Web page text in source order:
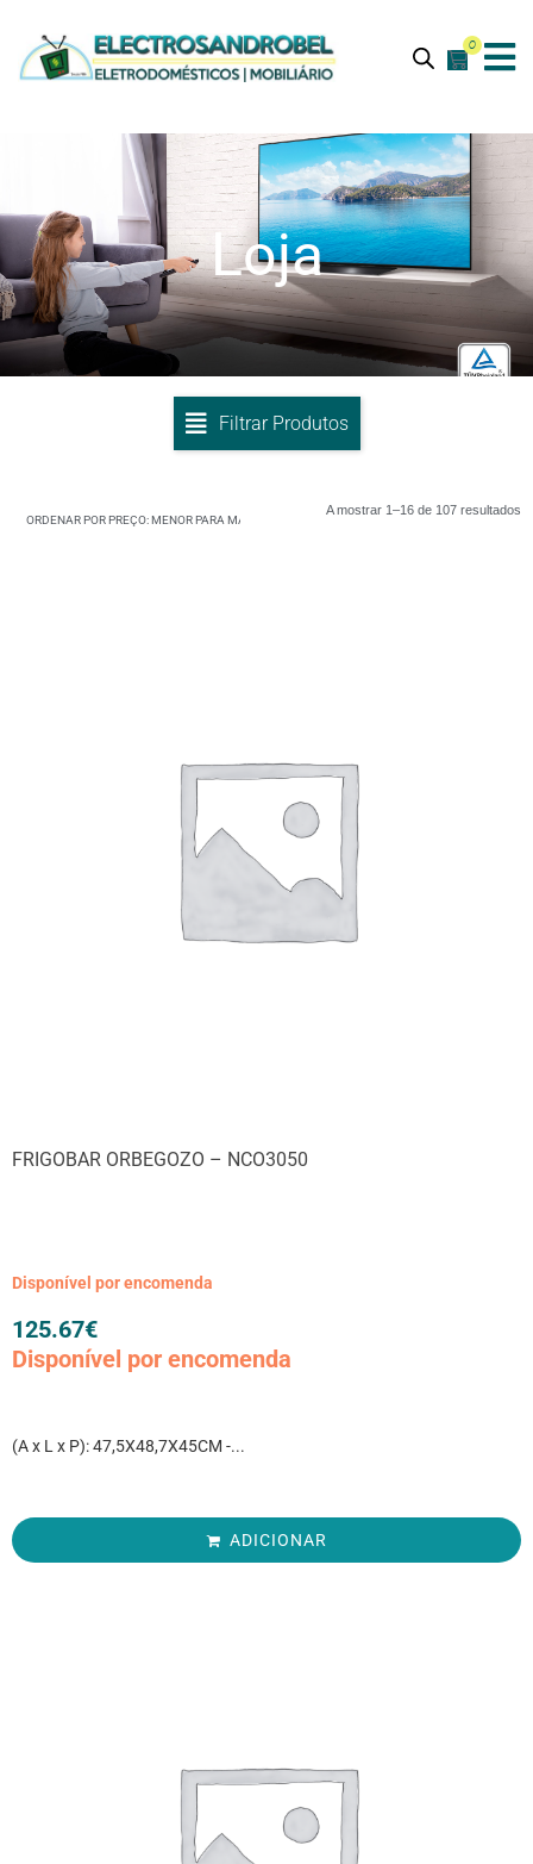
0
Loja
Filtrar Produtos
A mostrar 1–16 de 107 resultados
FRIGOBAR ORBEGOZO – NCO3050
Disponível por encomenda
125.67€
Disponível por encomenda
(A x L x P): 47,5X48,7X45CM -...
ADICIONAR